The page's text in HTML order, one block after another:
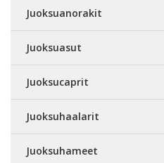
Juoksuanorakit
Juoksuasut
Juoksucaprit
Juoksuhaalarit
Juoksuhameet